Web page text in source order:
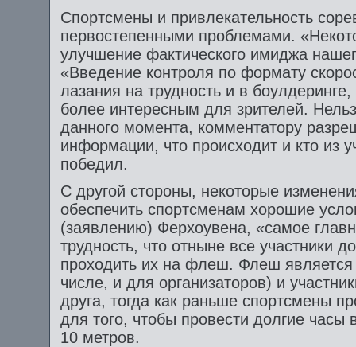
Спортсмены и привлекательность
первостепенными проблемами.
улучшение фактического имиджа
«Введение контроля по формату
лазания на трудность и в
более интересным для зрителей.
данного момента, комментатору
информации, что происходит и кто из
победил.
С другой стороны, некоторые
обеспечить спортсменам хорошие
(заявлению) Ферхоувена, «самое
трудность, что отныне все участники
проходить их на флеш. Флеш
числе, и для организаторов) и
друга, тогда как раньше спортсмены
для того, чтобы провести долгие часы
10 метров.